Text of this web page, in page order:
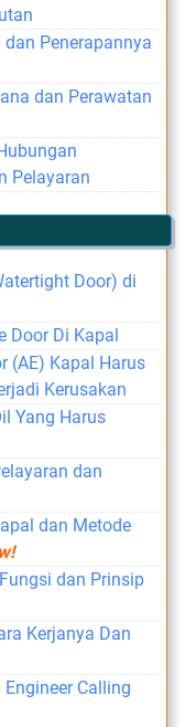
Penerapannya
dan Perawatan
Pelayaran
Door) di
Door Di Kapal
(AE) Kapal Harus
Kerusakan
Yang Harus
dan
dan Metode
dan Prinsip
Kerjanya Dan
Calling